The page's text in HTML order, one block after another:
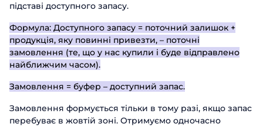
підставі доступного запасу.
Формула: Доступного запасу = поточний залишок +
продукція, яку повинні привезти, – поточні
замовлення (те, що у нас купили і буде відправлено
найближчим часом).
Замовлення = буфер – доступний запас.
Замовлення формується тільки в тому разі, якщо запас
перебуває в жовтій зоні. Отримуємо одночасно